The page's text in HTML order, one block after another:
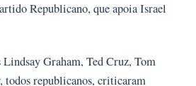
Republicano, que apoia Israel
Lindsay Graham, Ted Cruz, Tom
todos republicanos, criticaram